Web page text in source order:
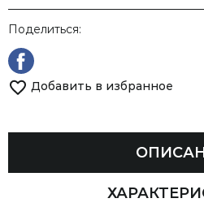
Поделиться:
Добавить в избранное